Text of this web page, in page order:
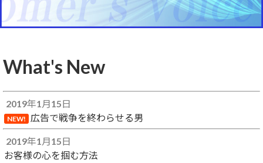
What's New
2019年1月15日
NEW! 広告で戦争を終わらせる男
2019年1月15日
お客様の心を掴む方法